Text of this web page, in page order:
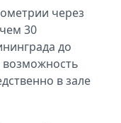
через
30
до
возможность
в зале